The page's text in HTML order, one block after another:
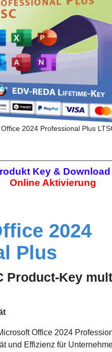
Office 2024 Professional Plus
Key &
Online Aktivierung
2024
Plus
Product-Key
Office 2024
und Effizienz für